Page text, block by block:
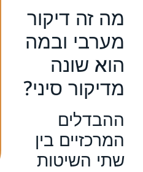
מה זה דיקור
מערבי ובמה
הוא שונה
מדיקור סיני?
ההבדלים
המרכזיים בין
שתי השיטות